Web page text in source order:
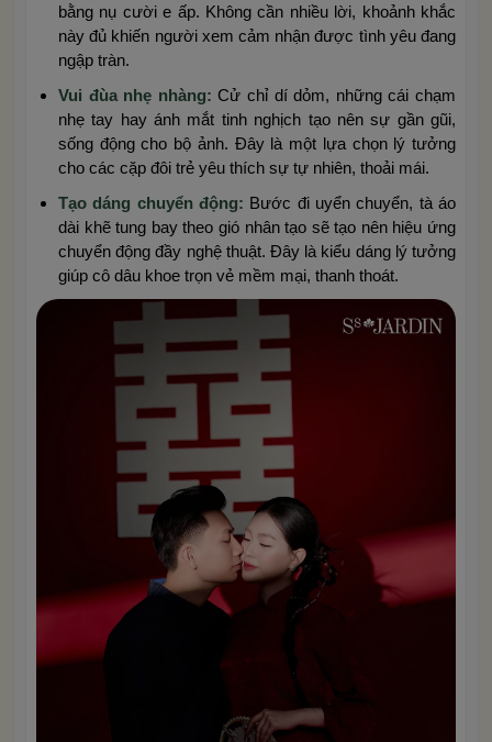
bằng nụ cười e ấp. Không cần nhiều lời, khoảnh khắc
này đủ khiến người xem cảm nhận được tình yêu đang
ngập tràn.
Vui đùa nhẹ nhàng: Cử chỉ dí dỏm, những cái chạm
nhẹ tay hay ánh mắt tinh nghịch tạo nên sự gần gũi,
sống động cho bộ ảnh. Đây là một lựa chọn lý tưởng
cho các cặp đôi trẻ yêu thích sự tự nhiên, thoải mái.
Tạo dáng chuyển động: Bước đi uyển chuyển, tà áo
dài khẽ tung bay theo gió nhân tạo sẽ tạo nên hiệu ứng
chuyển động đầy nghệ thuật. Đây là kiểu dáng lý tưởng
giúp cô dâu khoe trọn vẻ mềm mại, thanh thoát.